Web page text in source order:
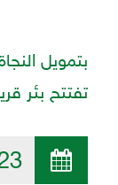
بتمويل
تفتتح بئر
01/01/2023